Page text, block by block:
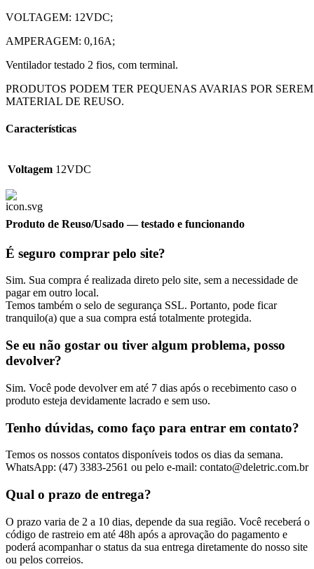
VOLTAGEM: 12VDC;
AMPERAGEM: 0,16A;
Ventilador testado 2 fios, com terminal.
PRODUTOS PODEM TER PEQUENAS AVARIAS POR SEREM
MATERIAL DE REUSO.
Características
Voltagem 12VDC
Produto de Reuso/Usado— testado e funcionando
É seguro comprar pelo site?
Sim. Sua compra é realizada direto pelo site, sem a necessidade de
pagar em outro local.
Temos também o selo de segurança SSL. Portanto, pode ficar
tranquilo(a) que a sua compra está totalmente protegida.
Se eu não gostar ou tiver algum problema, posso
devolver?
Sim. Você pode devolver em até 7 dias após o recebimento caso o
produto esteja devidamente lacrado e sem uso.
Tenho dúvidas, como faço para entrar em contato?
Temos os nossos contatos disponíveis todos os dias da semana.
WhatsApp: (47) 3383-2561 ou pelo e-mail: contato@deletric.com.br
Qual o prazo de entrega?
O prazo varia de 2 a 10 dias, depende da sua região. Você receberá o
código de rastreio em até 48h após a aprovação do pagamento e
poderá acompanhar o status da sua entrega diretamente do nosso site
ou pelos correios.